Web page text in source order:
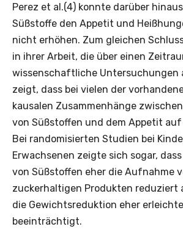
Perez et al.(4) konnte darüber
Süßstoffe den Appetit und
nicht erhöhen. Zum gleichen
in ihrer Arbeit, die über einen
wissenschaftliche Untersuchungen
zeigt, dass bei vielen der
kausalen Zusammenhänge
von Süßstoffen und dem Appetit
Bei randomisierten Studien bei
Erwachsenen zeigte sich sogar,
von Süßstoffen eher die Aufnahme
zuckerhaltigen Produkten reduziert
die Gewichtsreduktion eher
beeinträchtigt.